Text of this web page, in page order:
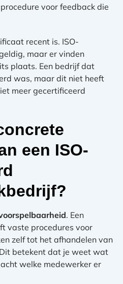
voor feedback die
recent is. ISO-
maar er vinden
plaats. Een bedrijf dat
was, maar dit niet heeft
meer gecertificeerd
een ISO-
. Een
vaste procedures voor
zelf tot het afhandelen van
betekent dat je weet wat
welke medewerker er